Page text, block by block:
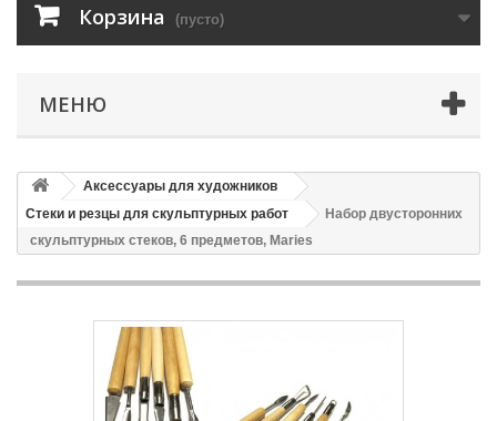
Корзина (пусто)
МЕНЮ
Аксессуары для художников
Стеки и резцы для скульптурных работ
Набор двусторонних
скульптурных стеков, 6 предметов, Maries